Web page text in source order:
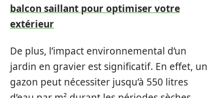
balcon saillant pour optimiser votre
extérieur
De plus, l’impact environnemental d’un
jardin en gravier est significatif. En effet, un
gazon peut nécessiter jusqu’à 550 litres